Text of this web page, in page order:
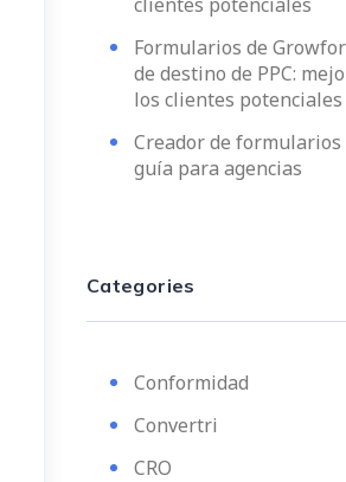
Formularios de
de destino de PPC:
los clientes potenciales
Creador de formularios
guía para agencias
Categories
Conformidad
Convertri
CRO